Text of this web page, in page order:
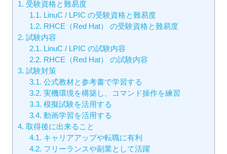
1. 受験資格と難易度
1.1. LinuC / LPIC の受験資格と難易度
1.2. RHCE（Red Hat） の受験資格と難易度
2. 試験内容
2.1. LinuC / LPIC の試験内容
2.2. RHCE（Red Hat） の試験内容
3. 試験対策
3.1. 公式教材と参考書で学習する
3.2. 実機環境を構築し、コマンド操作を練習
3.3. 模擬試験を活用する
3.4. 動画学習を活用する
4. 取得後に出来ること
4.1. キャリアアップや転職に有利
4.2. フリーランスや副業として活躍